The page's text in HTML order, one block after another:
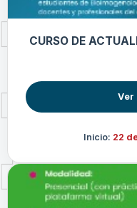
CURSO DE
Inicio: 22